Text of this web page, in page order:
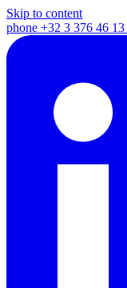
Skip to content
phone +32 3 376 46 13